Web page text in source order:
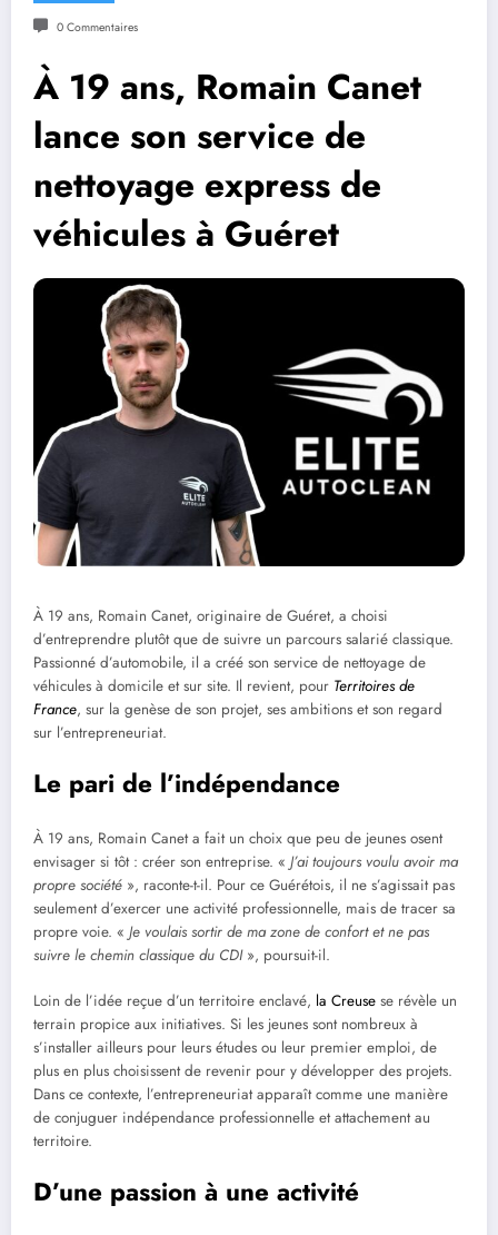
0 Commentaires
À 19 ans, Romain Canet
lance son service de
nettoyage express de
véhicules à Guéret
À 19 ans, Romain Canet, originaire de Guéret, a choisi
d’entreprendre plutôt que de suivre un parcours salarié classique.
Passionné d’automobile, il a créé son service de nettoyage de
véhicules à domicile et sur site. Il revient, pour Territoires de
France, sur la genèse de son projet, ses ambitions et son regard
sur l’entrepreneuriat.
Le pari de l’indépendance
À 19 ans, Romain Canet a fait un choix que peu de jeunes osent
envisager si tôt : créer son entreprise. « J’ai toujours voulu avoir ma
propre société », raconte-t-il. Pour ce Guérétois, il ne s’agissait pas
seulement d’exercer une activité professionnelle, mais de tracer sa
propre voie. « Je voulais sortir de ma zone de confort et ne pas
suivre le chemin classique du CDI», poursuit-il.
Loin de l’idée reçue d’un territoire enclavé, la Creuse se révèle un
terrain propice aux initiatives. Si les jeunes sont nombreux à
s’installer ailleurs pour leurs études ou leur premier emploi, de
plus en plus choisissent de revenir pour y développer des projets.
Dans ce contexte, l’entrepreneuriat apparaît comme une manière
de conjuguer indépendance professionnelle et attachement au
territoire.
D’une passion à une activité